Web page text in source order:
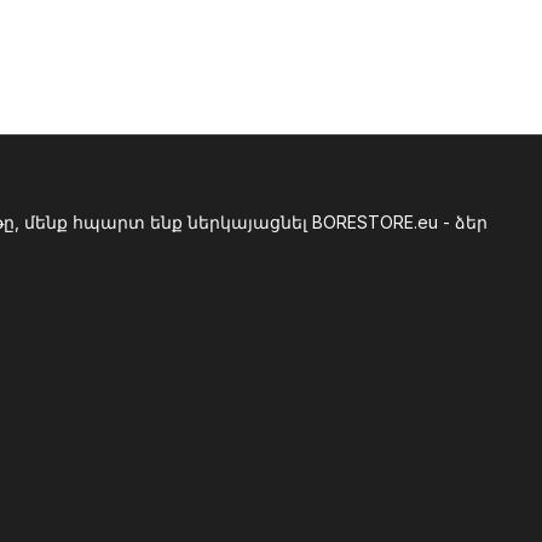
հպարտ ենք ներկայացնել BORESTORE.eu - ձեր